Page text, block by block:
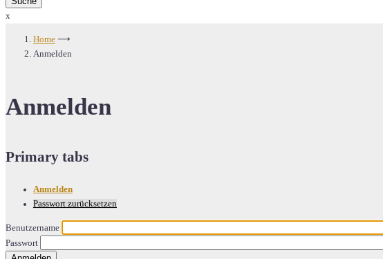
x
Home ⟶
Anmelden
Anmelden
Primary tabs
Anmelden
Passwort zurücksetzen
Benutzername
Passwort